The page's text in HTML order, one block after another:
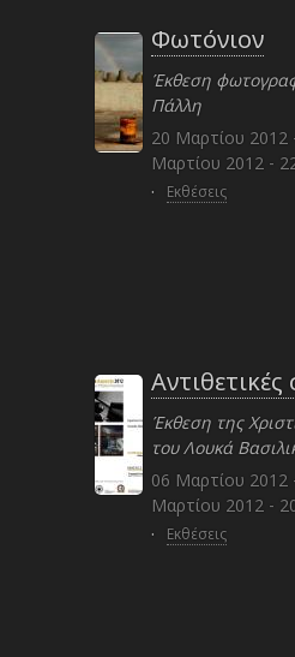
Φωτόνιον
Έκθεση
Πάλλη
20 Μαρτίου 2012
Μαρτίου 2012 -
· Εκθέσεις
Αντιθετικές
Έκθεση της
του Λουκά
06 Μαρτίου 2012
Μαρτίου 2012 -
· Εκθέσεις